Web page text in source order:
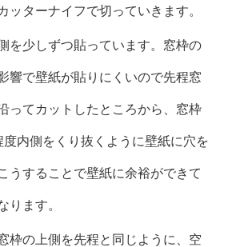
ッターナイフで切っていきます。
を少しずつ貼っています。窓枠の
響で壁紙が貼りにくいので先程窓
ってカットしたところから、窓枠
度内側をくり抜くように壁紙に穴を
うすることで壁紙に余裕ができて
ります。
枠の上側を先程と同じように、空